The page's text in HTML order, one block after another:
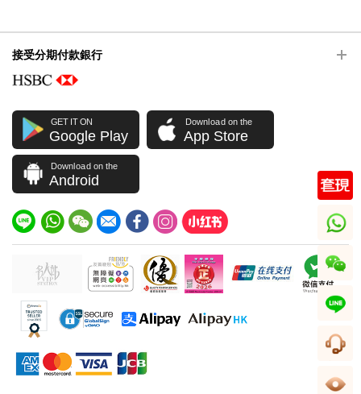
接受分期付款銀行
GET IT ON
Google Play
Download on the
App Store
Download on the
Android
whatsapp